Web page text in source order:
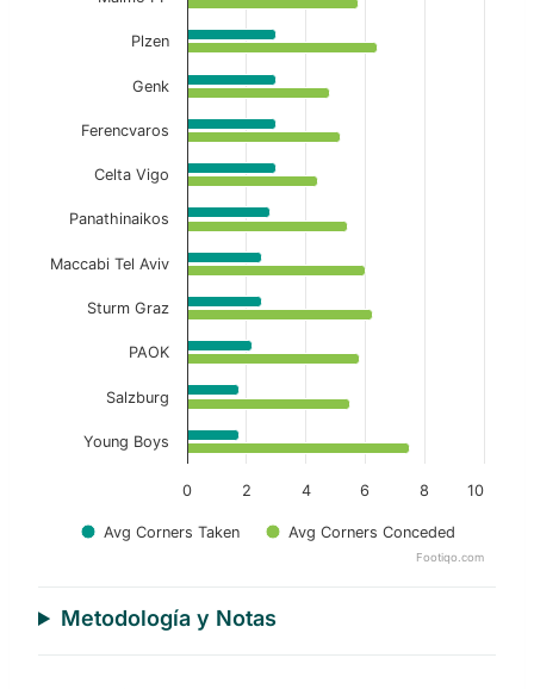
Avg Corners Taken Avg Corners Conceded
0 2 4 6 8 10
Plzen
Genk
Ferencvaros
Celta Vigo
Panathinaikos
Maccabi Tel Aviv
Sturm Graz
PAOK
Salzburg
Young Boys
Footiqo.com
Metodología y Notas